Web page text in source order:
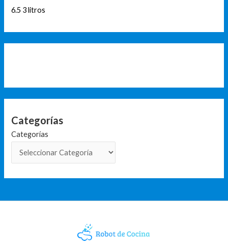
6.5 3 litros
Categorías
Categorías